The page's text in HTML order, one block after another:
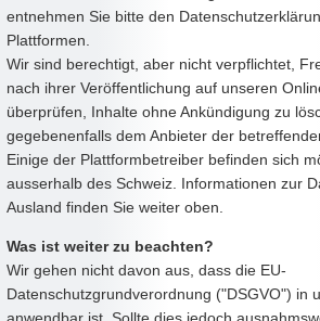
entnehmen Sie bitte den
Plattformen.
Wir sind berechtigt, aber nicht verpflichtet,
nach ihrer Veröffentlichung auf unseren
überprüfen, Inhalte ohne Ankündigung zu
gegebenenfalls dem Anbieter der
Einige der Plattformbetreiber befinden sich
ausserhalb des Schweiz. Informationen zur
Ausland finden Sie weiter oben.
Was ist weiter zu beachten?
Wir gehen nicht davon aus, dass die EU-
Datenschutzgrundverordnung ("DSGVO") in
anwendbar ist. Sollte dies jedoch